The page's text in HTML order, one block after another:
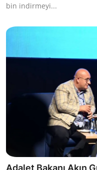
bin indirmeyi...
Adalet Bakanı Akın